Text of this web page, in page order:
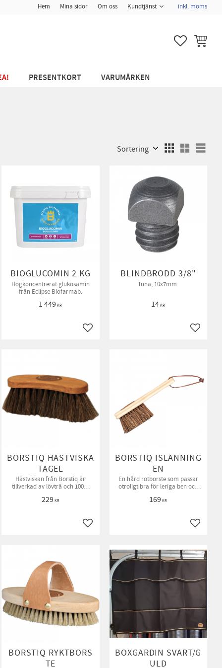
Hem Mina sidor Om oss Kundtjänst inkl. moms
FAVORITER
PRESENTKORT VARUMÄRKEN
i favoriter
BIOGLUCOMIN 2 KG
Högkoncentrerat glukosamin
från Eclipse Biofarmab.
1 449KR
Lägg till i favoriter
BLINDBRODD 3/8"
Tuna, 10x7mm.
14KR
Lägg
i favoriter
BORSTIQ HÄSTVISKA
TAGEL
Hästviskan från Borstiq är
tillverkad av lövträ och 100%
229KR
Lägg till i favoriter
BORSTIQ ISLÄNNING
EN
En hård rotborste som passar
otroligt bra för leriga ben och
169KR
Lägg
BORSTIQ RYKTBORS
TE
BOXGARDIN SVART/G
ULD